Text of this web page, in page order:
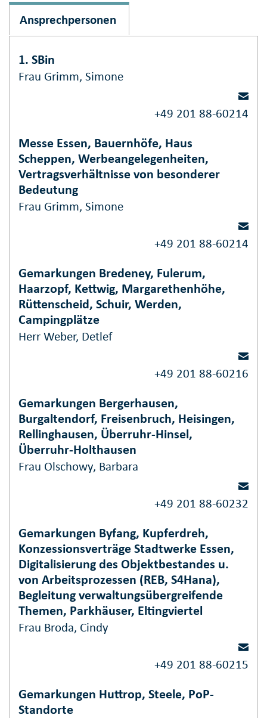
Ansprechpersonen
1. SBin
Frau Grimm, Simone
+49 201 88-60214
Messe Essen, Bauernhöfe, Haus
Scheppen, Werbeangelegenheiten,
Vertragsverhältnisse von besonderer
Bedeutung
Frau Grimm, Simone
+49 201 88-60214
Gemarkungen Bredeney, Fulerum,
Haarzopf, Kettwig, Margarethenhöhe,
Rüttenscheid, Schuir, Werden,
Campingplätze
Herr Weber, Detlef
+49 201 88-60216
Gemarkungen Bergerhausen,
Burgaltendorf, Freisenbruch, Heisingen,
Rellinghausen, Überruhr-Hinsel,
Überruhr-Holthausen
Frau Olschowy, Barbara
+49 201 88-60232
Gemarkungen Byfang, Kupferdreh,
Konzessionsverträge Stadtwerke Essen,
Digitalisierung des Objektbestandes u.
von Arbeitsprozessen (REB, S4Hana),
Begleitung verwaltungsübergreifende
Themen, Parkhäuser, Eltingviertel
Frau Broda, Cindy
+49 201 88-60215
Gemarkungen Huttrop, Steele, PoP-
Standorte